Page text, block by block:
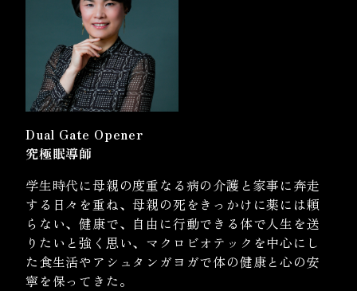
Dual Gate Opener
究極眠導師
学生時代に母親の度重なる病の介護と家事に奔走
する日々を重ね、母親の死をきっかけに薬には頼
らない、健康で、自由に行動できる体で人生を送
りたいと強く思い、マクロビオテックを中心にし
た食生活やアシュタンガヨガで体の健康と心の安
寧を保ってきた。